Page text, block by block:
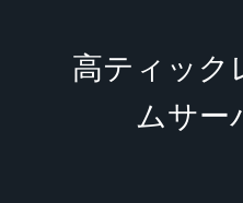
高ティック
ムサー